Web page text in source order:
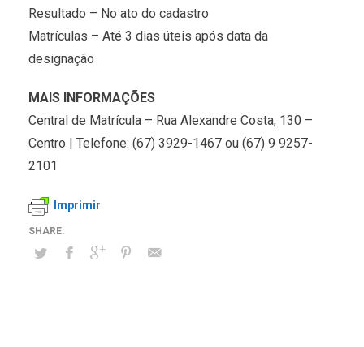
Resultado – No ato do cadastro
Matrículas – Até 3 dias úteis após data da
designação
MAIS INFORMAÇÕES
Central de Matrícula – Rua Alexandre Costa, 130 –
Centro | Telefone: (67) 3929-1467 ou (67) 9 9257-
2101
Imprimir